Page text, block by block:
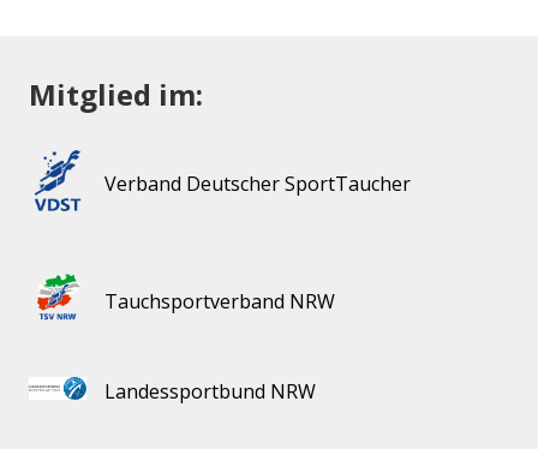
Mitglied im:
Verband Deutscher SportTaucher
Tauchsportverband NRW
Landessportbund NRW